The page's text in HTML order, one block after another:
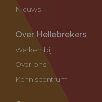
Nieuws
Over Hellebrekers
Werken bij
Over ons
Kenniscentrum